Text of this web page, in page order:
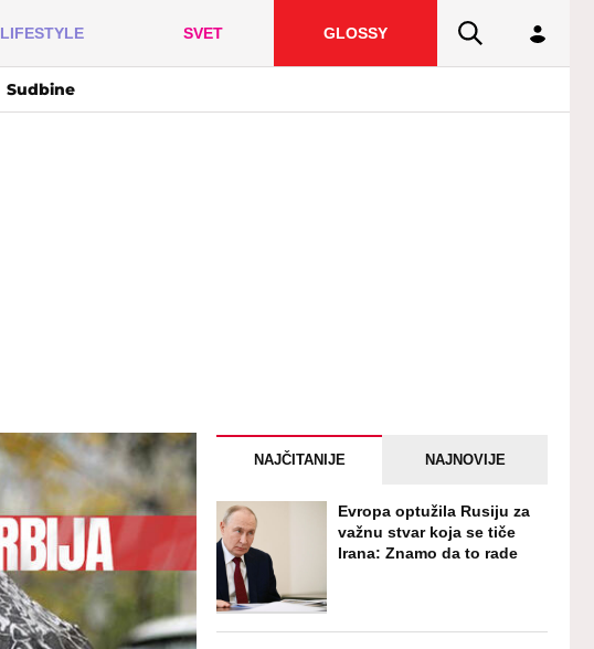
LIFESTYLE SVET GLOSSY
Sudbine
NAJČITANIJE NAJNOVIJE
Evropa optužila Rusiju za
važnu stvar koja se tiče
Irana: Znamo da to rade